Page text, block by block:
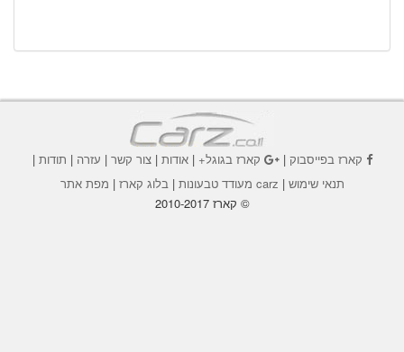
קארז בפייסבוק| קארז בגוגל+|אודות |צור קשר | עזרה | תודות |
תנאי שימוש | carz מעודד טבעונות |בלוג קארז | מפת אתר
© קארז 2010-2017